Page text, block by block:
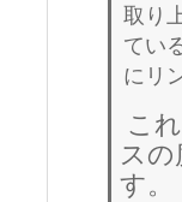
取り
てい
にリ
こ
スの
す。